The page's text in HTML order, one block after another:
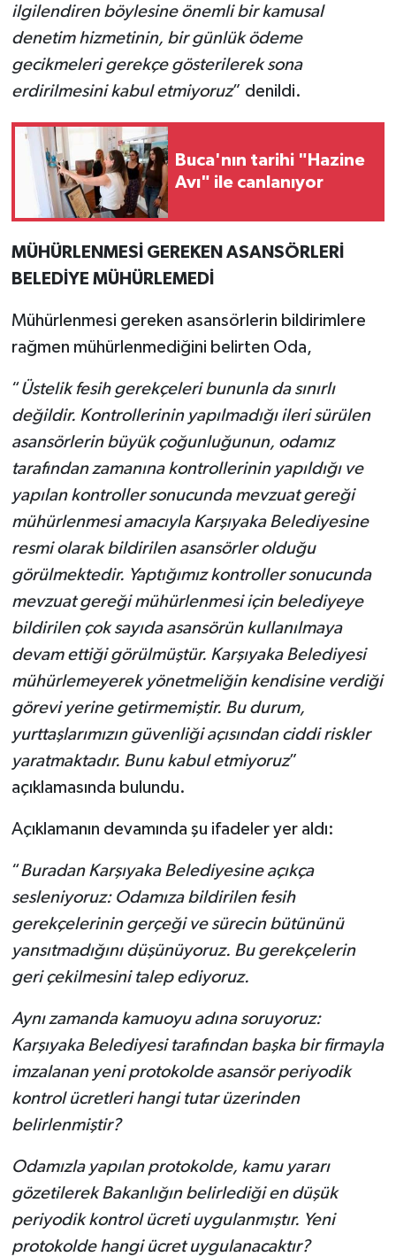
ilgilendiren böylesine önemli bir kamusal
denetim hizmetinin, bir günlük ödeme
gecikmeleri gerekçe gösterilerek sona
erdirilmesini kabul etmiyoruz” denildi.
Buca'nın tarihi "Hazine
Avı" ile canlanıyor
MÜHÜRLENMESİ GEREKEN ASANSÖRLERİ
BELEDİYE MÜHÜRLEMEDİ
Mühürlenmesi gereken asansörlerin bildirimlere
rağmen mühürlenmediğini belirten Oda,
“ Üstelik fesih gerekçeleri bununla da sınırlı
değildir. Kontrollerinin yapılmadığı ileri sürülen
asansörlerin büyük çoğunluğunun, odamız
tarafından zamanına kontrollerinin yapıldığı ve
yapılan kontroller sonucunda mevzuat gereği
mühürlenmesi amacıyla Karşıyaka Belediyesine
resmi olarak bildirilen asansörler olduğu
görülmektedir. Yaptığımız kontroller sonucunda
mevzuat gereği mühürlenmesi için belediyeye
bildirilen çok sayıda asansörün kullanılmaya
devam ettiği görülmüştür. Karşıyaka Belediyesi
mühürlemeyerek yönetmeliğin kendisine verdiği
görevi yerine getirmemiştir. Bu durum,
yurttaşlarımızın güvenliği açısından ciddi riskler
yaratmaktadır. Bunu kabul etmiyoruz”
açıklamasında bulundu.
Açıklamanın devamında şu ifadeler yer aldı:
“Buradan Karşıyaka Belediyesine açıkça
sesleniyoruz: Odamıza bildirilen fesih
gerekçelerinin gerçeği ve sürecin bütününü
yansıtmadığını düşünüyoruz. Bu gerekçelerin
geri çekilmesini talep ediyoruz.
Aynı zamanda kamuoyu adına soruyoruz:
Karşıyaka Belediyesi tarafından başka bir firmayla
imzalanan yeni protokolde asansör periyodik
kontrol ücretleri hangi tutar üzerinden
belirlenmiştir?
Odamızla yapılan protokolde, kamu yararı
gözetilerek Bakanlığın belirlediği en düşük
periyodik kontrol ücreti uygulanmıştır. Yeni
protokolde hangi ücret uygulanacaktır?